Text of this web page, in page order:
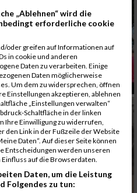
„Ablehnen“ wird die
erforderliche cookie
oder greifen auf Informationen auf
in cookie und anderen
Daten zu verarbeiten. Einige
Daten möglicherweise
Um dem zu widersprechen, öffnen
Einstellungen akzeptieren, ablehnen
„Einstellungen verwalten“
Schaltfläche in der linken
Ihre Einwilligung zu widerrufen,
den Link in der Fußzeile der Website
Daten“. Auf dieser Seite können
Entscheidungen werden unseren
auf die Browserdaten.
Daten, um die Leistung
Folgendes zu tun: